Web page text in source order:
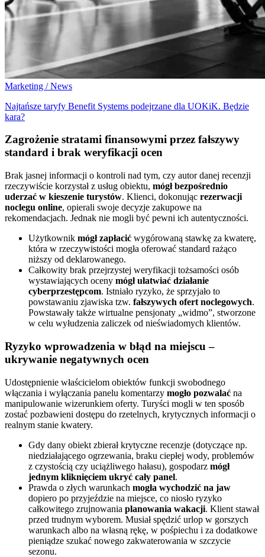
Marketing / News
Najtańsze taryfy Benefit Systems podejrzane dla UOKiK. Będzie
kara?
Zagrożenie stratami finansowymi przez fałszywy
standard i brak weryfikacji ocen
Brak jasnej informacji o kontroli nad tym, czy autor danej recenzji
rzeczywiście korzystał z usług obiektu, mógł bezpośrednio
uderzać w kieszenie turystów. Klienci, dokonując rezerwacji
noclegu online, opierali swoje decyzje zakupowe na
rekomendacjach. Jednak nie mogli być pewni ich autentyczności.
Użytkownik mógł zapłacić wygórowaną stawkę za kwaterę,
która w rzeczywistości mogła oferować standard rażąco
niższy od deklarowanego.
Całkowity brak przejrzystej weryfikacji tożsamości osób
wystawiających oceny mógł ułatwiać działanie
cyberprzestępcom. Istniało ryzyko, że sprzyjało to
powstawaniu zjawiska tzw. fałszywych ofert noclegowych.
Powstawały także wirtualne pensjonaty „widmo”, stworzone
w celu wyłudzenia zaliczek od nieświadomych klientów.
Ryzyko wprowadzenia w błąd na miejscu –
ukrywanie negatywnych ocen
Udostępnienie właścicielom obiektów funkcji swobodnego
włączania i wyłączania panelu komentarzy mogło pozwalać na
manipulowanie wizerunkiem oferty. Turyści mogli w ten sposób
zostać pozbawieni dostępu do rzetelnych, krytycznych informacji o
realnym stanie kwatery.
Gdy dany obiekt zbierał krytyczne recenzje (dotyczące np.
niedziałającego ogrzewania, braku ciepłej wody, problemów
z czystością czy uciążliwego hałasu), gospodarz mógł
jednym kliknięciem ukryć cały panel.
Prawda o złych warunkach mogła wychodzić na jaw
dopiero po przyjeździe na miejsce, co niosło ryzyko
całkowitego zrujnowania planowania wakacji. Klient stawał
przed trudnym wyborem. Musiał spędzić urlop w gorszych
warunkach albo na własną rękę, w pośpiechu i za dodatkowe
pieniądze szukać nowego zakwaterowania w szczycie
sezonu.